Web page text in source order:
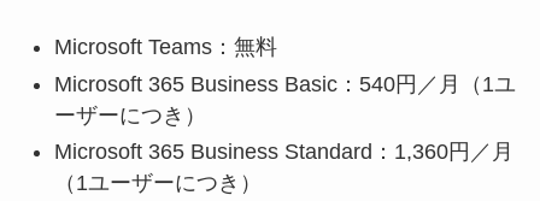
Microsoft Teams：無料
Microsoft 365 Business Basic：540円／月（1ユ
ーザーにつき）
Microsoft 365 Business Standard：1,360円／月
（1ユーザーにつき）